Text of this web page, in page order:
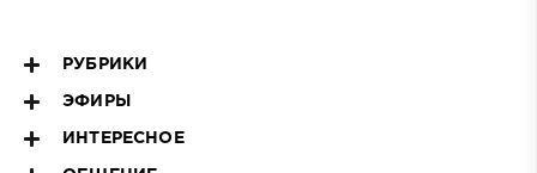
РУБРИКИ
ЭФИРЫ
ИНТЕРЕСНОЕ